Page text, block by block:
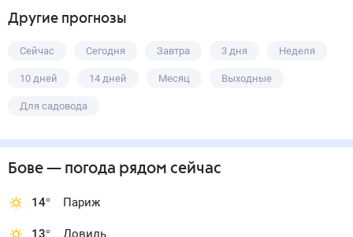
Другие прогнозы
Сейчас Сегодня Завтра 3 дня Неделя
10 дней 14 дней Месяц Выходные
Для садовода
Бове— погода рядом сейчас
14° Париж
13° Довиль